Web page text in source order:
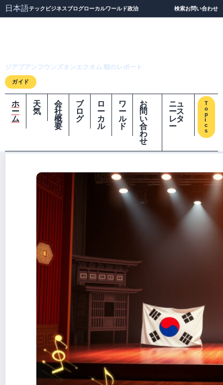
日本語テック ビジネスブログローカルワールド政治 検索お問い合わせ
ジアプアンフウンズオンエクオム 朝のレポート
ガイド
ホ
ー
ム
天
気
会
社
概
要
ブ
ロ
グ
ロ
ー
カ
ル
ワ
ー
ル
ド
お
問
い
合
わ
せ
ニュ
ース
レタ
ー
T
o
p
i
c
s